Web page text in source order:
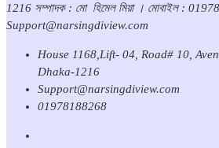
1216 সম্পাদক : মো হিমেল মিয়া । মোবাইল :
Support@narsingdiview.com
House 1168,Lift- 04, Road# 10,
Dhaka-1216
Support@narsingdiview.com
01978188268